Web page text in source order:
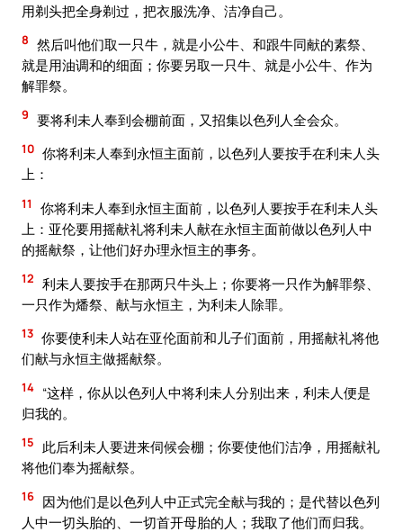
用剃头把全身剃过，把衣服洗净、洁净自己。
8 然后叫他们取一只牛，就是小公牛、和跟牛同献的素祭、
就是用油调和的细面；你要另取一只牛、就是小公牛、作为
解罪祭。
9 要将利未人奉到会棚前面，又招集以色列人全会众。
10 你将利未人奉到永恒主面前，以色列人要按手在利未人头
上：
11
你将利未人奉到永恒主面前，以色列人要按手在利未人头
上：亚伦要用摇献礼将利未人献在永恒主面前做以色列人中
的摇献祭，让他们好办理永恒主的事务。
12 利未人要按手在那两只牛头上；你要将一只作为解罪祭、
一只作为燔祭、献与永恒主，为利未人除罪。
13 你要使利未人站在亚伦面前和儿子们面前，用摇献礼将他
们献与永恒主做摇献祭。
14 “这样，你从以色列人中将利未人分别出来，利未人便是
归我的。
15
此后利未人要进来伺候会棚；你要使他们洁净，用摇献礼
将他们奉为摇献祭。
16 因为他们是以色列人中正式完全献与我的；是代替以色列
人中一切头胎的、一切首开母胎的人；我取了他们而归我。